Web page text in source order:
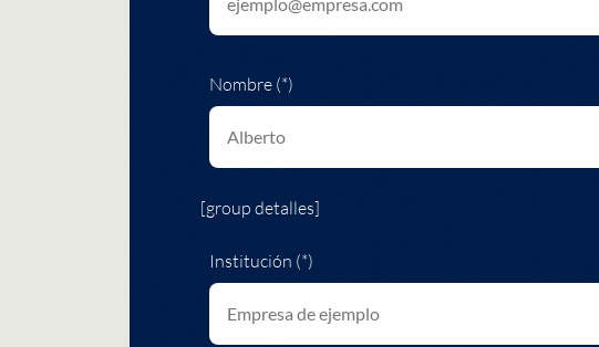
Nombre (*)
[group detalles]
Institución (*)